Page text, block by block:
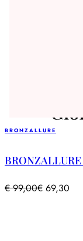
BRONZALLURE
€99,00€ 69,30